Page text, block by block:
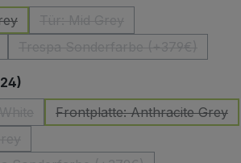
ist zurzeit nicht verfügbar.)
ist zurzeit nicht verfügbar.)(Diese Option ist zurzeit
Option ist zurzeit nicht verfügbar.)
Frontplatte: Anthracite Grey
(Diese Option ist
ist zurzeit nicht verfügbar.)